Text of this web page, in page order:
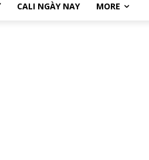
CALI NGÀY NAY MORE